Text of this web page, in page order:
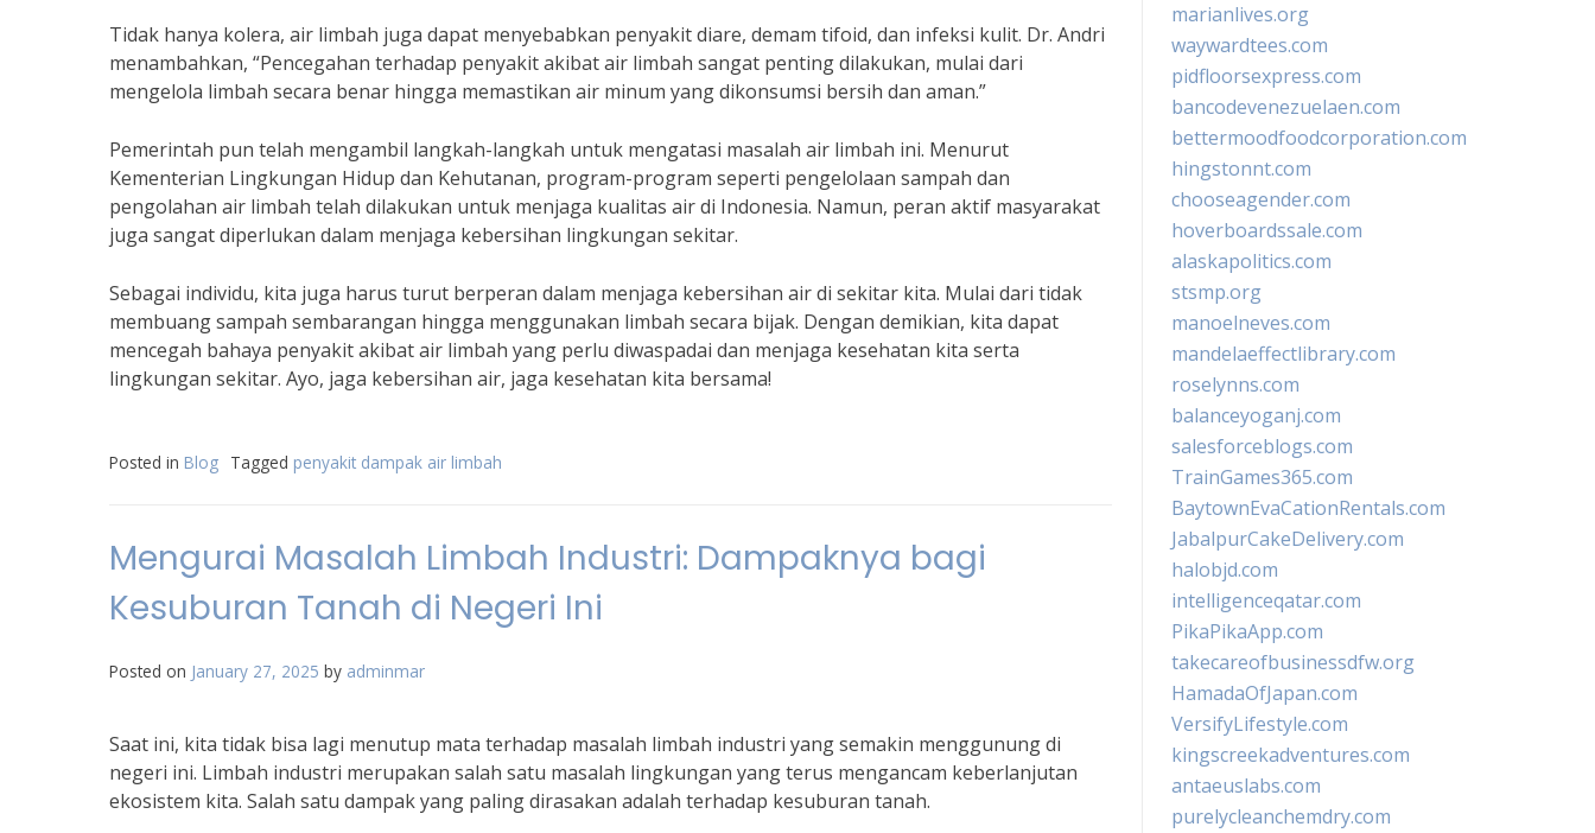
Tidak hanya kolera, air limbah juga dapat menyebabkan penyakit diare, demam tifoid, dan infeksi kulit. Dr. Andri
menambahkan, “Pencegahan terhadap penyakit akibat air limbah sangat penting dilakukan, mulai dari
mengelola limbah secara benar hingga memastikan air minum yang dikonsumsi bersih dan aman.”
Pemerintah pun telah mengambil langkah-langkah untuk mengatasi masalah air limbah ini. Menurut
Kementerian Lingkungan Hidup dan Kehutanan, program-program seperti pengelolaan sampah dan
pengolahan air limbah telah dilakukan untuk menjaga kualitas air di Indonesia. Namun, peran aktif masyarakat
juga sangat diperlukan dalam menjaga kebersihan lingkungan sekitar.
Sebagai individu, kita juga harus turut berperan dalam menjaga kebersihan air di sekitar kita. Mulai dari tidak
membuang sampah sembarangan hingga menggunakan limbah secara bijak. Dengan demikian, kita dapat
mencegah bahaya penyakit akibat air limbah yang perlu diwaspadai dan menjaga kesehatan kita serta
lingkungan sekitar. Ayo, jaga kebersihan air, jaga kesehatan kita bersama!
Posted in Blog Tagged penyakit dampak air limbah
Mengurai Masalah Limbah Industri: Dampaknya bagi
Kesuburan Tanah di Negeri Ini
Posted on January 27, 2025 by adminmar
Saat ini, kita tidak bisa lagi menutup mata terhadap masalah limbah industri yang semakin menggunung di
negeri ini. Limbah industri merupakan salah satu masalah lingkungan yang terus mengancam keberlanjutan
ekosistem kita. Salah satu dampak yang paling dirasakan adalah terhadap kesuburan tanah.
marianlives.org
waywardtees.com
pidfloorsexpress.com
bancodevenezuelaen.com
bettermoodfoodcorporation.com
hingstonnt.com
chooseagender.com
hoverboardssale.com
alaskapolitics.com
stsmp.org
manoelneves.com
mandelaeffectlibrary.com
roselynns.com
balanceyoganj.com
salesforceblogs.com
TrainGames365.com
BaytownEvaCationRentals.com
JabalpurCakeDelivery.com
halobjd.com
intelligenceqatar.com
PikaPikaApp.com
takecareofbusinessdfw.org
HamadaOfJapan.com
VersifyLifestyle.com
kingscreekadventures.com
antaeuslabs.com
purelycleanchemdry.com